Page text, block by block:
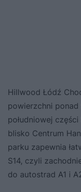
Hillwood Łódź
powierzchni
południowej
blisko Centrum
parku zapewnia
S14, czyli
do autostrad A1 i